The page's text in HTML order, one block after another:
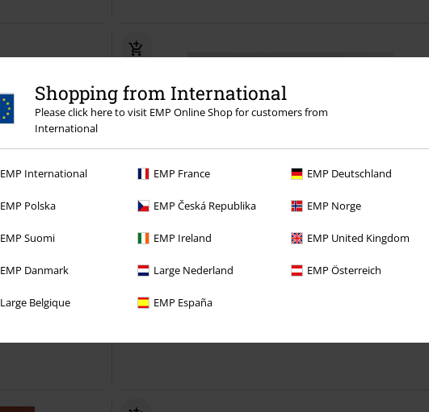
Shopping from International
Please click here to visit EMP Online Shop for customers from
International
EMP International EMP France EMP Deutschland
EMP Polska EMP Česká Republika EMP Norge
EMP Suomi EMP Ireland EMP United Kingdom
EMP Danmark Large Nederland EMP Österreich
Large Belgique EMP España
"Trink aus, wir müssen gehen!" & bonus album "Alles muss raus!" -